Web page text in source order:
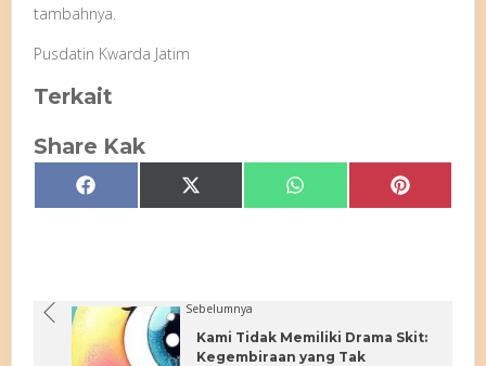
tambahnya.
Pusdatin Kwarda Jatim
Terkait
Share Kak
Share
on
Facebook Share
on
X
(Twitter)
Share
on
WhatsApp Share
on
Pinterest
Sebelumnya
Kami Tidak Memiliki Drama Skit:
Kegembiraan yang Tak